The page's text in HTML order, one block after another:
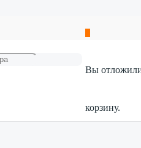
Вы
корзину.
на блистере SL-14591-